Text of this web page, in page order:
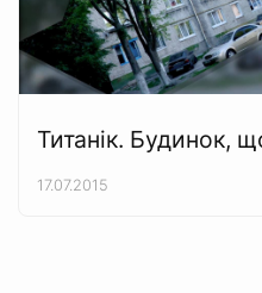
Титанік. Будинок,
17.07.2015